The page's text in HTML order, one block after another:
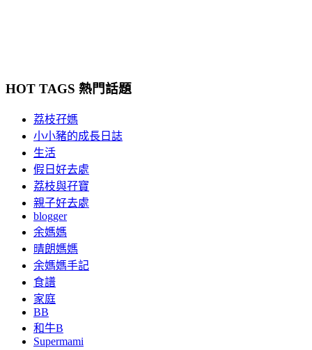
HOT TAGS 熱門話題
荔枝孖媽
小小豬的成長日誌
生活
假日好去處
荔枝與孖寶
親子好去處
blogger
余媽媽
晴朗媽媽
余媽媽手記
食譜
家庭
BB
和牛B
Supermami